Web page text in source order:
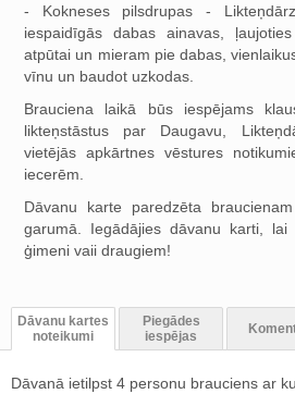
- Kokneses pilsdrupas -
iespaidīgās dabas ainavas,
atpūtai un mieram pie dabas,
vīnu un baudot uzkodas.
Brauciena laikā būs iespējams
likteņstāstus par Daugavu,
vietējās apkārtnes vēstures
iecerēm.
Dāvanu karte paredzēta
garumā. Iegādājies dāvanu karti,
ģimeni vaii draugiem!
Dāvanu kartes
noteikumi
Piegādes
iespējas
Dāvanā ietilpst 4 personu brauciens ar